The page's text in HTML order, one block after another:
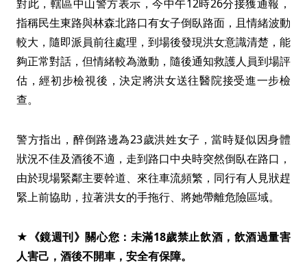
對此，轄區中山警方表示，今中午12時26分接獲通報，
指稱民生東路與林森北路口有女子倒臥路面，且情緒波動
較大，隨即派員前往處理，到場後發現洪女意識清楚，能
夠正常對話，但情緒較為激動，隨後通知救護人員到場評
估，經初步檢視後，決定將洪女送往醫院接受進一步檢
查。
警方指出，醉倒路邊為23歲洪姓女子，當時疑似因身體
狀況不佳及酒後不適，走到路口中央時突然倒臥在路口，
由於現場緊鄰主要幹道、來往車流頻繁，同行有人見狀趕
緊上前協助，拉著洪女的手拖行、將她帶離危險區域。
★《鏡週刊》關心您：未滿18歲禁止飲酒，飲酒過量害
人害己，酒後不開車，安全有保障。